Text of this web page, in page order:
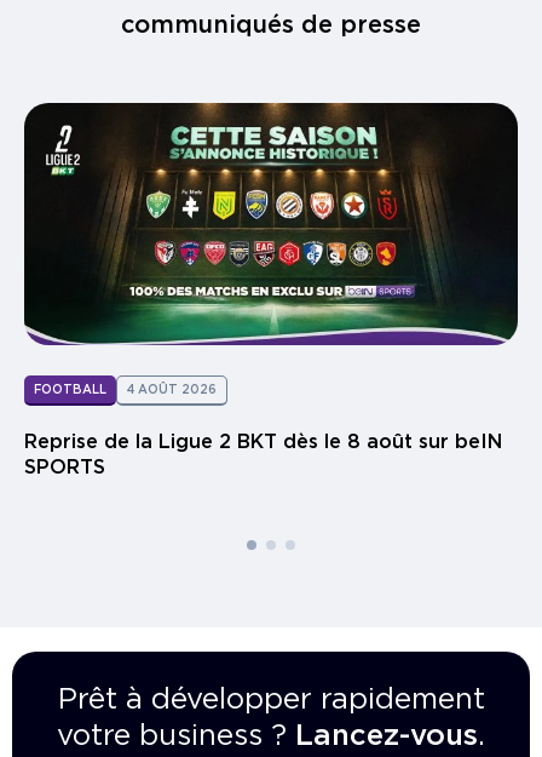
communiqués de presse
FOOTBALL 4 AOÛT 2026
Reprise de la Ligue 2 BKT dès le 8 août sur beIN
SPORTS
Prêt à développer rapidement
votre business ? Lancez-vous.